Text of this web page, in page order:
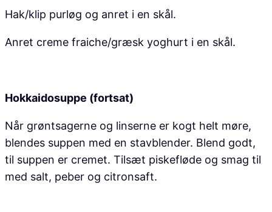
Hak/klip purløg og anret i en skål.
Anret creme fraiche/græsk yoghurt i en skål.
Hokkaidosuppe (fortsat)
Når grøntsagerne og linserne er kogt helt møre,
blendes suppen med en stavblender. Blend godt,
til suppen er cremet. Tilsæt piskefløde og smag til
med salt, peber og citronsaft.